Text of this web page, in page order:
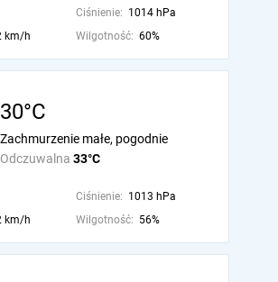
Ciśnienie: 1014 hPa
km/h Wilgotność: 60%
30°C
Odczuwalna 33°C
Zachmurzenie małe, pogodnie
Ciśnienie: 1013 hPa
km/h Wilgotność: 56%